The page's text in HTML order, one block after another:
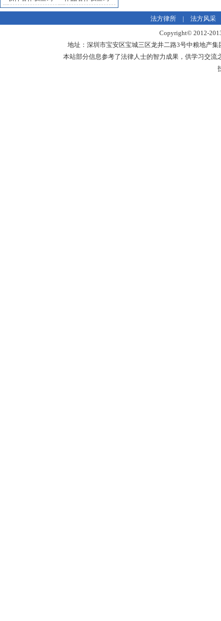
法方律所 |法方风采
Copyright© 2012-
地址：深圳市宝安区宝城三区龙井二路3号中粮地产
本站部分信息参考了法律人士的智力成果，供学习交